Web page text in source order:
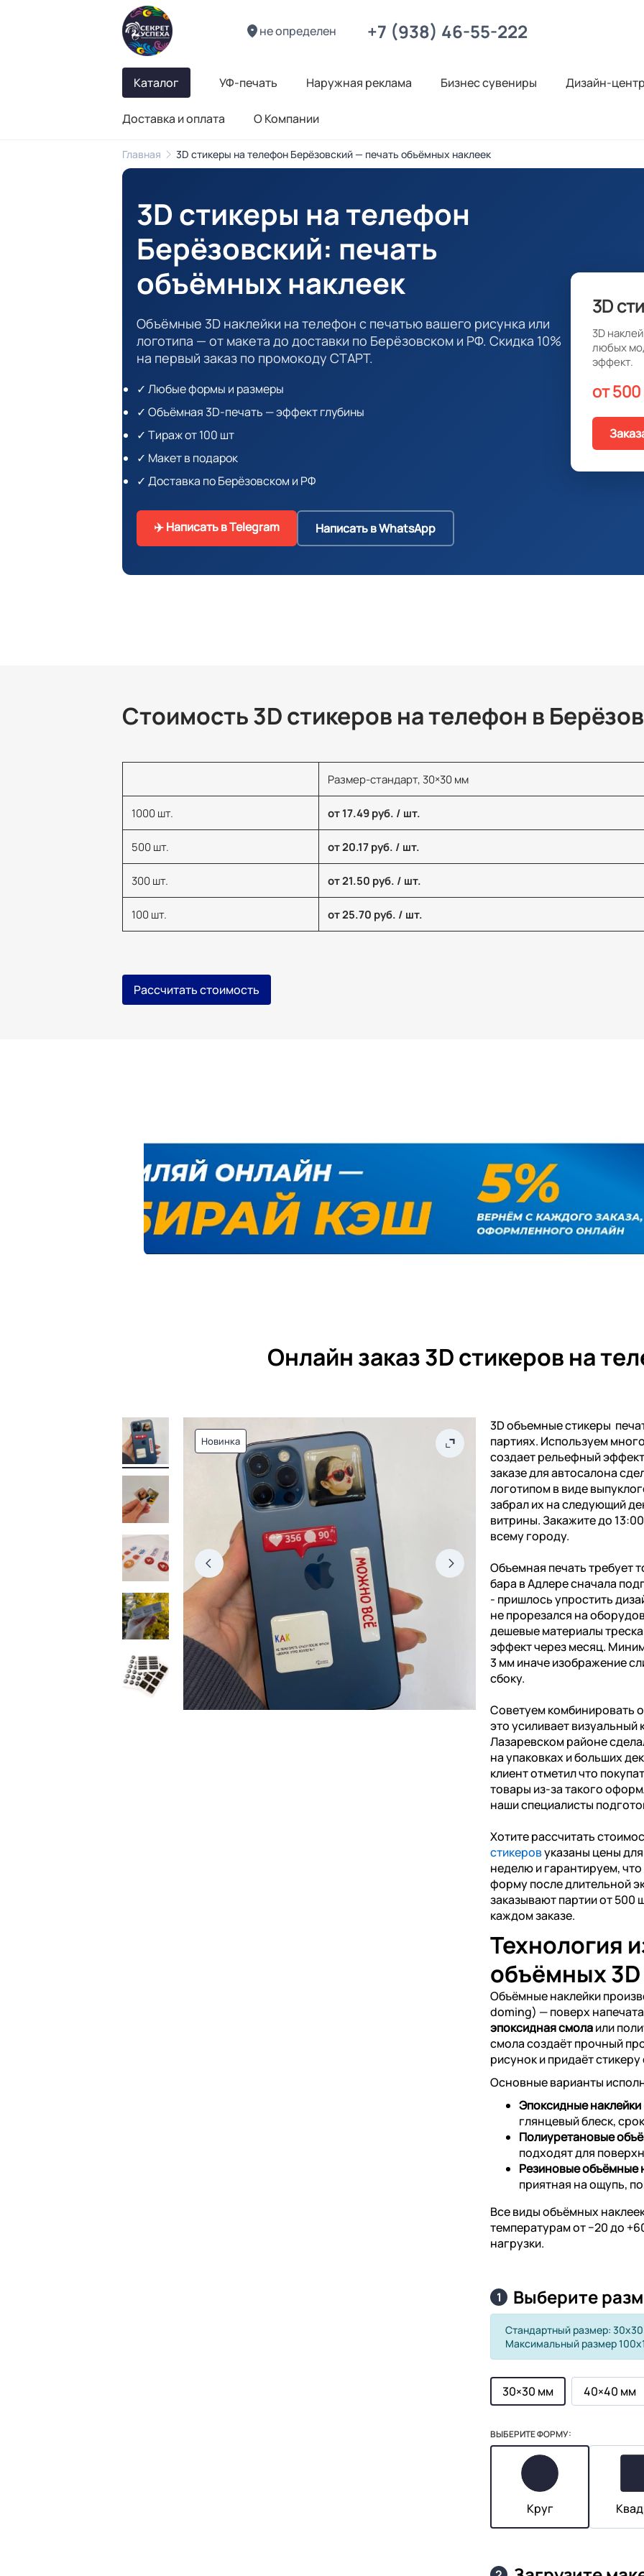
не определен +7 (938) 46-55-222
Каталог УФ-печать Наружная реклама Бизнес сувениры Дизайн-центр
Доставка и оплата О Компании
Главная 3D стикеры на телефон Берёзовский — печать объёмных наклеек
3D стикеры на телефон
Берёзовский: печать
объёмных наклеек
Объёмные 3D наклейки на телефон с печатью вашего рисунка или
логотипа — от макета до доставки по Берёзовском и РФ. Скидка 10%
на первый заказ по промокоду СТАРТ.
✓ Любые формы и размеры
✓ Объёмная 3D-печать — эффект глубины
✓ Тираж от 100 шт
✓ Макет в подарок
✓ Доставка по Берёзовском и РФ
✈️ Написать в Telegram Написать в WhatsApp
3D
3D
любых
эффект.
от
Стоимость 3D стикеров на телефон в
Размер-стандарт, 30×30 мм
1000 шт. от 17.49 руб. / шт.
500 шт. от 20.17 руб. / шт.
300 шт. от 21.50 руб. / шт.
100 шт. от 25.70 руб. / шт.
Рассчитать стоимость
Онлайн заказ 3D стикеров на
Новинка
3D объемные стикеры
партиях. Используем
создает рельефный
заказе для автосалона
логотипом в виде
забрал их на следующий
витрины. Закажите до
всему городу.
Объемная печать требует
бара в Адлере сначала
- пришлось упростить
не прорезался на
дешевые материалы
эффект через месяц.
3 мм иначе изображение
сбоку.
Советуем комбинировать
это усиливает
Лазаревском районе
на упаковках и больших
клиент отметил что
товары из-за такого
наши специалисты
Хотите рассчитать
стикеровуказаны цены
неделю и гарантируем,
форму после длительной
заказывают партии от 500
каждом заказе.
Технология
объёмных
Объёмные наклейки
doming) — поверх
эпоксидная смолаили
смола создаёт прочный
рисунок и придаёт
Основные варианты
Эпоксидные наклейки
глянцевый блеск,
Полиуретановые
подходят для
Резиновые объёмные
приятная на ощупь,
Все виды объёмных
температурам от −20 до
нагрузки.
1 Выберите
Стандартный размер:
Максимальный размер
30×30 мм 40×40 мм
ВЫБЕРИТЕ ФОРМУ:
Круг